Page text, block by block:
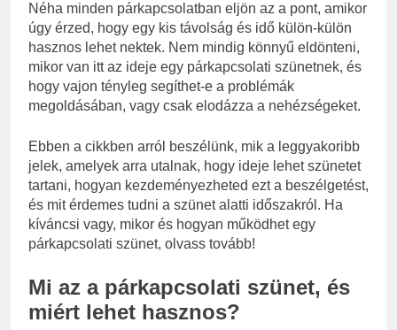
Néha minden párkapcsolatban eljön az a pont, amikor
úgy érzed, hogy egy kis távolság és idő külön-külön
hasznos lehet nektek. Nem mindig könnyű eldönteni,
mikor van itt az ideje egy párkapcsolati szünetnek, és
hogy vajon tényleg segíthet-e a problémák
megoldásában, vagy csak elodázza a nehézségeket.
Ebben a cikkben arról beszélünk, mik a leggyakoribb
jelek, amelyek arra utalnak, hogy ideje lehet szünetet
tartani, hogyan kezdeményezheted ezt a beszélgetést,
és mit érdemes tudni a szünet alatti időszakról. Ha
kíváncsi vagy, mikor és hogyan működhet egy
párkapcsolati szünet, olvass tovább!
Mi az a párkapcsolati szünet, és
miért lehet hasznos?